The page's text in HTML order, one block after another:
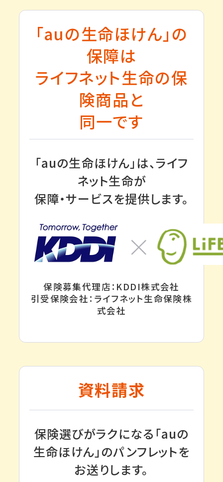
「auの生命ほけん」の
保障は
ライフネット生命の保
険商品と
同一です
「auの生命ほけん」は、ライフ
ネット生命が
保障・サービスを提供します。
保険募集代理店：KDDI株式会社
引受保険会社：ライフネット生命保険株
式会社
資料請求
保険選びがラクになる「auの
生命ほけん」のパンフレットを
お送りします。